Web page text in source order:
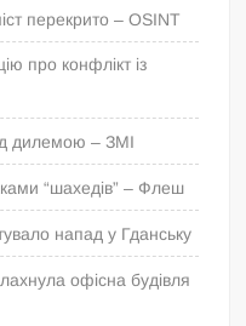
перекрито – OSINT
про конфлікт із
дилемою – ЗМІ
“шахедів” – Флеш
напад у Гданську
офісна будівля